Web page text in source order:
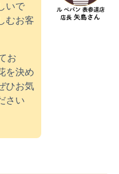
いで
むお客
お
を決め
ひお気
さい